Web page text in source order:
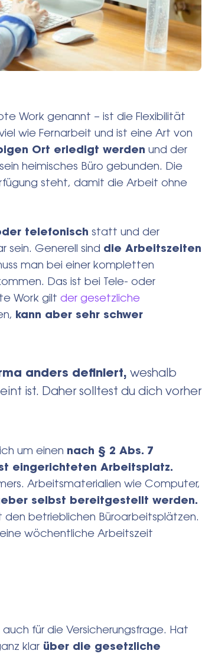
Work genannt – ist die Flexibilität
wie Fernarbeit und ist eine Art von
Ort erledigt werden und der
heimisches Büro gebunden. Die
steht, damit die Arbeit ohne
telefonisch statt und der
sein. Generell sind die Arbeitszeiten
man bei einer kompletten
Das ist bei Tele- oder
Work gilt der gesetzliche
kann aber sehr schwer
anders definiert, weshalb
ist. Daher solltest du dich vorher
um einen nach § 2 Abs. 7
eingerichteten Arbeitsplatz.
Arbeitsmaterialien wie Computer,
selbst bereitgestellt werden.
betrieblichen Büroarbeitsplätzen.
wöchentliche Arbeitszeit
für die Versicherungsfrage. Hat
klar über die gesetzliche